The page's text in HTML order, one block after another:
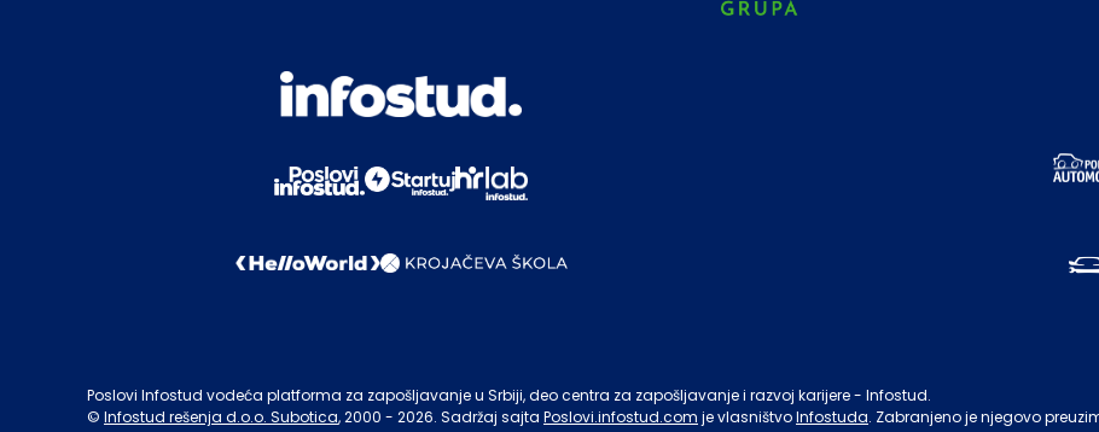
Poslovi Infostud vodeća platforma za zapošljavanje u Srbiji, deo centra za zapošljavanje i razvoj karijere - Infostud.
© Infostud rešenja d.o.o. Subotica, 2000 - 2026. Sadržaj sajta Poslovi.infostud.com je vlasništvoInfostuda. Zabranjeno je njegovo